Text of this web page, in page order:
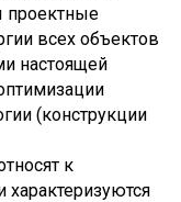
проектные
всех объектов
настоящей
(конструкции
к
характеризуются